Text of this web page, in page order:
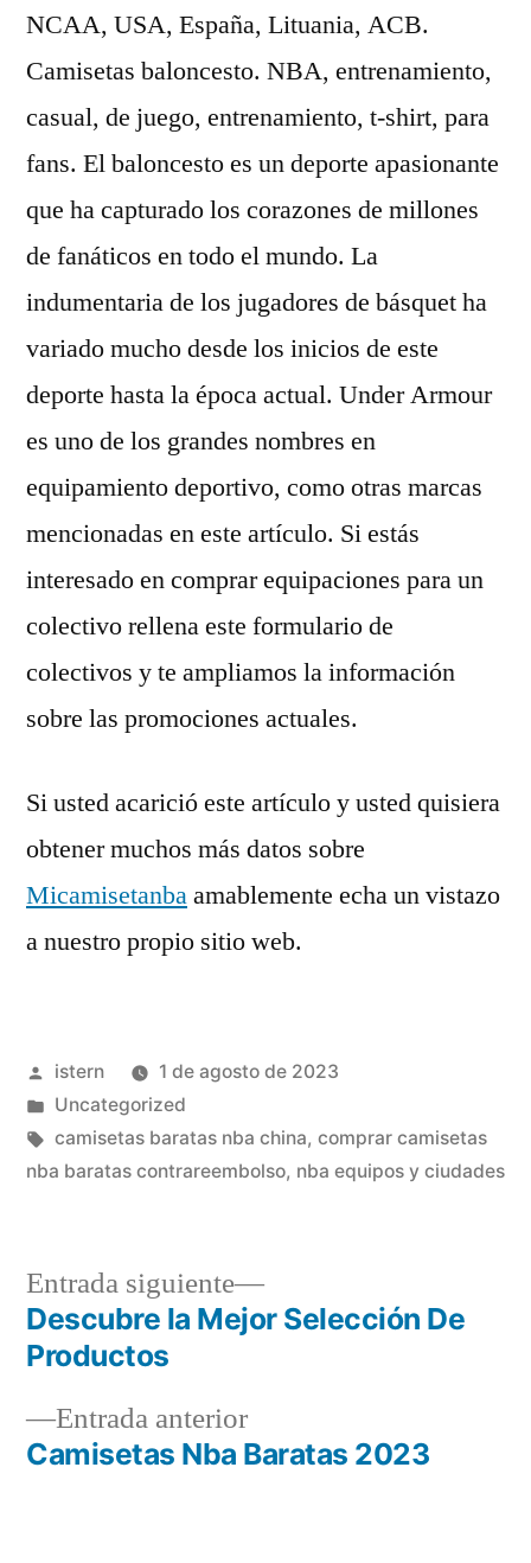
NCAA, USA, España, Lituania, ACB.
Camisetas baloncesto. NBA, entrenamiento,
casual, de juego, entrenamiento, t-shirt, para
fans. El baloncesto es un deporte apasionante
que ha capturado los corazones de millones
de fanáticos en todo el mundo. La
indumentaria de los jugadores de básquet ha
variado mucho desde los inicios de este
deporte hasta la época actual. Under Armour
es uno de los grandes nombres en
equipamiento deportivo, como otras marcas
mencionadas en este artículo. Si estás
interesado en comprar equipaciones para un
colectivo rellena este formulario de
colectivos y te ampliamos la información
sobre las promociones actuales.
Si usted acarició este artículo y usted quisiera
obtener muchos más datos sobre
Micamisetanbaamablemente echa un vistazo
a nuestro propio sitio web.
Publicado
por
istern
1 de agosto de 2023
Publicado
en
Uncategorized
Etiquetas:
camisetas baratas nba china, comprar camisetas
nba baratas contrareembolso, nba equipos y ciudades
Navegación
entradas
Entrada anteriorEntrada
anterior:
Camisetas Nba Baratas 2023
Entrada siguiente
Entrada
siguiente:
Descubre la Mejor Selección De
Productos